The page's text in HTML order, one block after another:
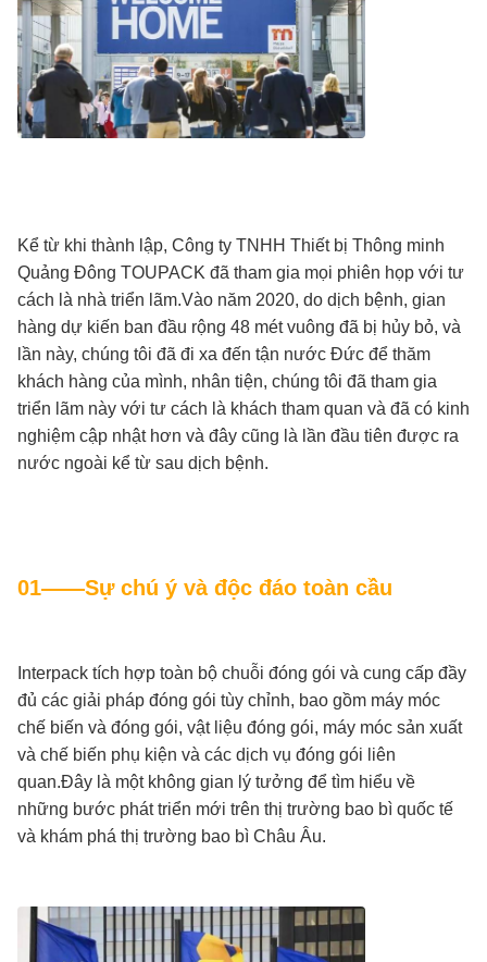
Kể từ khi thành lập, Công ty TNHH Thiết bị Thông minh
Quảng Đông TOUPACK đã tham gia mọi phiên họp với tư
cách là nhà triển lãm.Vào năm 2020, do dịch bệnh, gian
hàng dự kiến ​​ban đầu rộng 48 mét vuông đã bị hủy bỏ, và
lần này, chúng tôi đã đi xa đến tận nước Đức để thăm
khách hàng của mình, nhân tiện, chúng tôi đã tham gia
triển lãm này với tư cách là khách tham quan và đã có kinh
nghiệm cập nhật hơn và đây cũng là lần đầu tiên được ra
nước ngoài kể từ sau dịch bệnh.
01——Sự chú ý và độc đáo toàn cầu
Interpack tích hợp toàn bộ chuỗi đóng gói và cung cấp đầy
đủ các giải pháp đóng gói tùy chỉnh, bao gồm máy móc
chế biến và đóng gói, vật liệu đóng gói, máy móc sản xuất
và chế biến phụ kiện và các dịch vụ đóng gói liên
quan.Đây là một không gian lý tưởng để tìm hiểu về
những bước phát triển mới trên thị trường bao bì quốc tế
và khám phá thị trường bao bì Châu Âu.